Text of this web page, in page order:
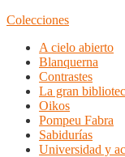
Colecciones
A cielo abierto
Blanquerna
Contrastes
La gran
Oikos
Pompeu Fabra
Sabidurías
Universidad y